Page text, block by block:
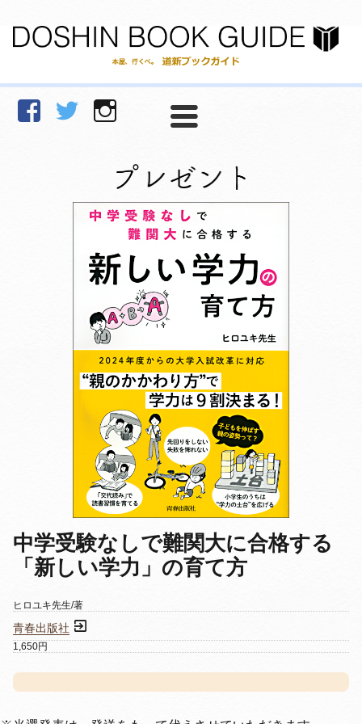
facebookTwitter Instagram
中学受験なしで難関大に合格する
「新しい学力」の育て方
ヒロユキ先生/著
青春出版社
1,650円